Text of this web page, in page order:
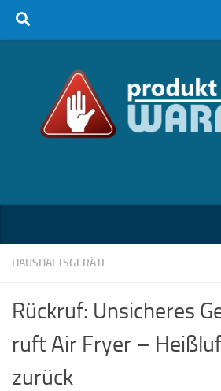
Zum Inhalt springen
HAUSHALTSGERÄTE
Rückruf: Unsicheres
ruft Air Fryer –
zurück